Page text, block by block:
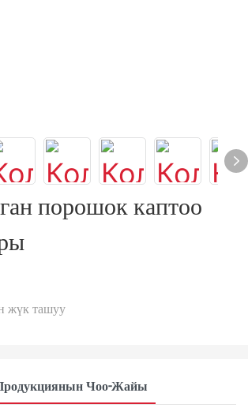
порошок каптоо
жүк ташуу
Чоо-Жайы